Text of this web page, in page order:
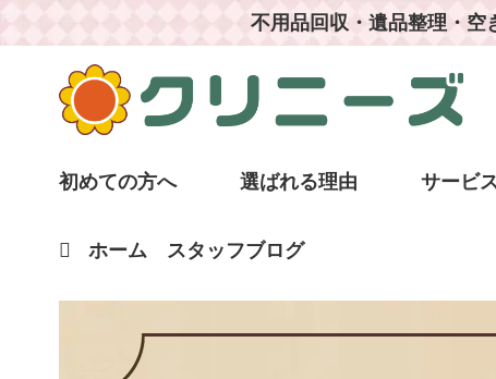
不用品回収・遺品整理・空
初めての方へ 選ばれる理由 サービ
ホーム スタッフブログ